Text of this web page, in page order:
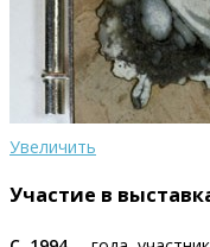
Увеличить
Участие в